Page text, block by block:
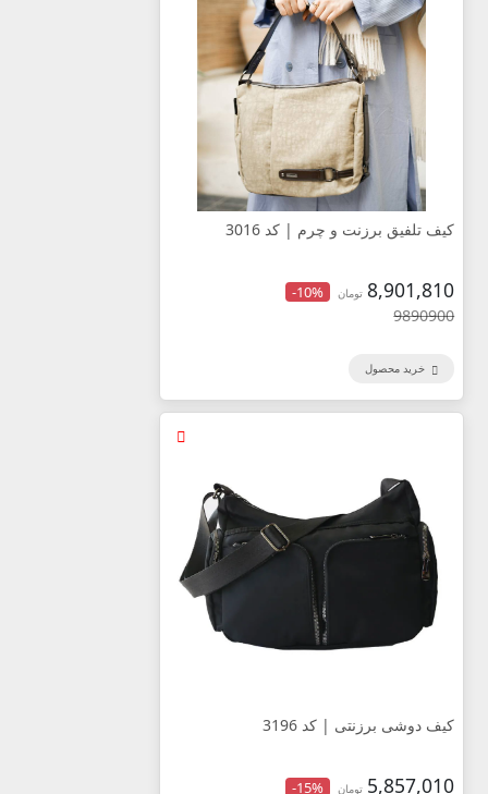
کیف تلفیق برزنت و چرم | کد 3016
8,901,810 تومان -10%
9890900
خرید محصول
کیف دوشی برزنتی | کد 3196
5,857,010 تومان -15%